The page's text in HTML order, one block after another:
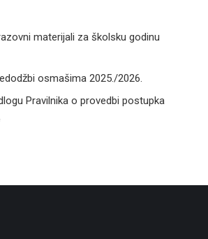
materijali za školsku godinu
osmašima 2025./2026.
Pravilnika o provedbi postupka